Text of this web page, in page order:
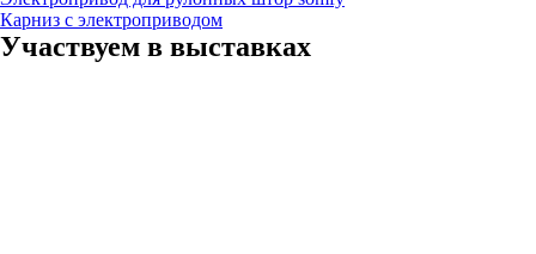
Карниз с электроприводом
Участвуем в выставках